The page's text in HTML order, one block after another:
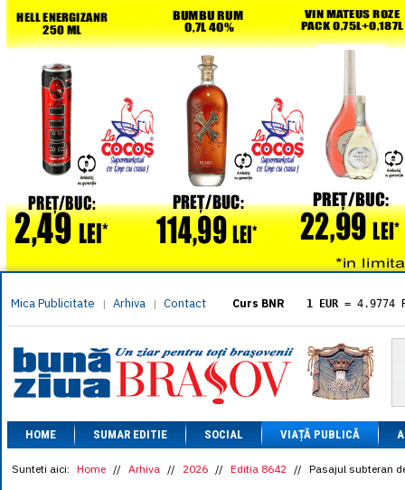
Mica Publicitate | Arhiva | Contact Curs BNR 1 EUR = 4.9774
= 5.8304
1 XAU= 464.4611
1 AED= 1.1933
1 AUD= 2.7957
1 BGN= 2.5449
1 CAD= 3.1559
1 CHF= 5.2813
1 CNY= 0.6015
HOME SUMAR EDITIE SOCIAL VIAȚĂ PUBLICĂ
Sunteti aici: Home // Arhiva // 2026 // Editia 8642 // Pasajul subteran